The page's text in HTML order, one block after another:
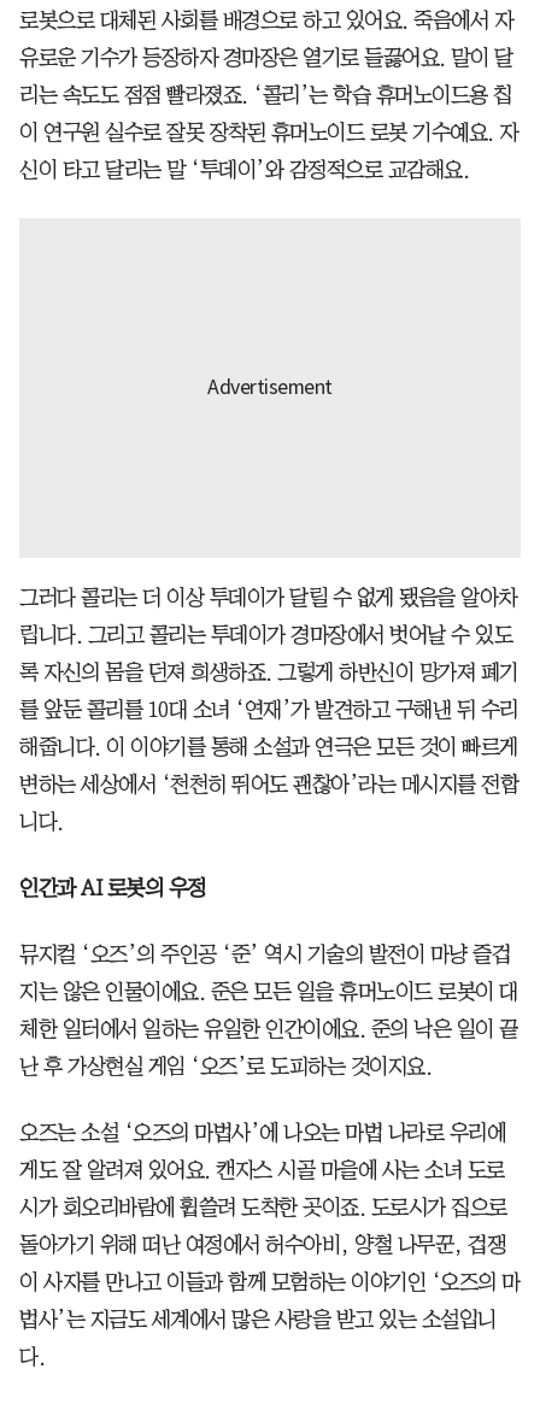
로봇으로 대체된 사회를 배경으로 하고 있어요. 죽음에서 자
유로운 기수가 등장하자 경마장은 열기로 들끓어요. 말이 달
리는 속도도 점점 빨라졌죠. ‘콜리’는 학습 휴머노이드용 칩
이 연구원 실수로 잘못 장착된 휴머노이드 로봇 기수예요. 자
신이 타고 달리는 말 ‘투데이’와 감정적으로 교감해요.
그러다 콜리는 더 이상 투데이가 달릴 수 없게 됐음을 알아차
립니다. 그리고 콜리는 투데이가 경마장에서 벗어날 수 있도
록 자신의 몸을 던져 희생하죠. 그렇게 하반신이 망가져 폐기
를 앞둔 콜리를 10대 소녀 ‘연재’가 발견하고 구해낸 뒤 수리
해줍니다. 이 이야기를 통해 소설과 연극은 모든 것이 빠르게
변하는 세상에서 ‘천천히 뛰어도 괜찮아’라는 메시지를 전합
니다.
인간과 AI 로봇의 우정
뮤지컬 ‘오즈’의 주인공 ‘준’ 역시 기술의 발전이 마냥 즐겁
지는 않은 인물이에요. 준은 모든 일을 휴머노이드 로봇이 대
체한 일터에서 일하는 유일한 인간이에요. 준의 낙은 일이 끝
난 후 가상현실 게임 ‘오즈’로 도피하는 것이지요.
오즈는 소설 ‘오즈의 마법사’에 나오는 마법 나라로 우리에
게도 잘 알려져 있어요. 캔자스 시골 마을에 사는 소녀 도로
시가 회오리바람에 휩쓸려 도착한 곳이죠. 도로시가 집으로
돌아가기 위해 떠난 여정에서 허수아비, 양철 나무꾼, 겁쟁
이 사자를 만나고 이들과 함께 모험하는 이야기인 ‘오즈의 마
법사’는 지금도 세계에서 많은 사랑을 받고 있는 소설입니
다.